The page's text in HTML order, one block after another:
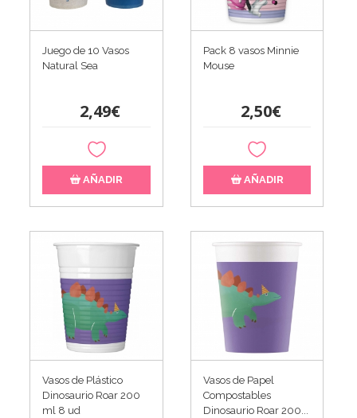
Juego de 10 Vasos
Natural Sea
2,49€
AÑADIR
Pack 8 vasos Minnie
Mouse
2,50€
AÑADIR
Vasos de Plástico
Dinosaurio Roar 200
ml 8 ud
Vasos de Papel
Compostables
Dinosaurio Roar 200...